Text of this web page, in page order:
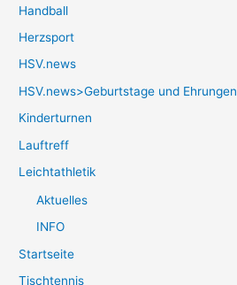
Handball
Herzsport
HSV.news
HSV.news>Geburtstage und Ehrungen
Kinderturnen
Lauftreff
Leichtathletik
Aktuelles
INFO
Startseite
Tischtennis